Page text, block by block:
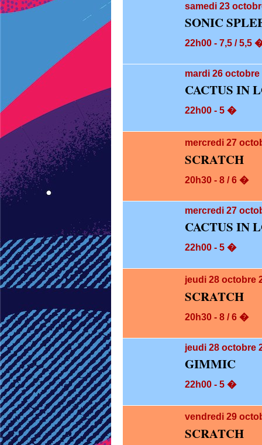
samedi 23
SONIC
22h00 - 7,5 / 5,5
mardi 26 octobre
CACTUS IN
22h00 - 5 �
mercredi 27
SCRATCH
20h30 - 8 / 6 �
mercredi 27
CACTUS IN
22h00 - 5 �
jeudi 28 octobre
SCRATCH
20h30 - 8 / 6 �
jeudi 28 octobre
GIMMIC
22h00 - 5 �
vendredi 29
SCRATCH